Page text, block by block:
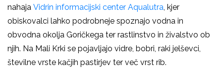
nahaja Vidrin informacijski center Aqualutra, kjer
obiskovalci lahko podrobneje spoznajo vodna in
obvodna okolja Goričkega ter rastlinstvo in živalstvo ob
njih. Na Mali Krki se pojavljajo vidre, bobri, raki jelševci,
številne vrste kačjih pastirjev ter več vrst rib.